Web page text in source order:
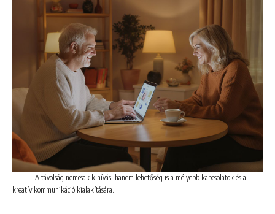
A távolság nemcsak kihívás, hanem lehetőség is a mélyebb kapcsolatok és a
kreatív kommunikáció kialakítására.